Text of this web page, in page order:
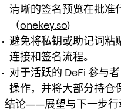
清晰的签名预览在批准
（onekey.so)
避免将私钥或助记词粘
连接和签名流程。
对于活跃的 DeFi 参与
操作，并将大部分持仓
结论——展望与下一步行